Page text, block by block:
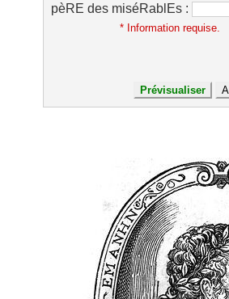
pèRE des miséRablEs :
* Information requise.